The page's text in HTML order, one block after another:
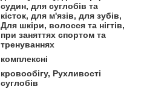
судин, для суглобів та
кісток, для м'язів, для зубів,
Для шкіри, волосся та нігтів,
при заняттях спортом та
тренуваннях
комплексні
кровообігу, Рухливості
суглобів